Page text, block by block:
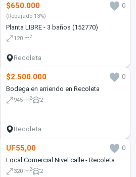
$650.000 0
(Rebajado 13%)
Planta LIBRE - 3 baños (152770)
120 m2
Recoleta
$2.500.000
0
Bodega en arriendo en Recoleta
945 m2 2
Recoleta
UF55,00
0
Local Comercial Nivel calle - Recoleta
320 m2 2